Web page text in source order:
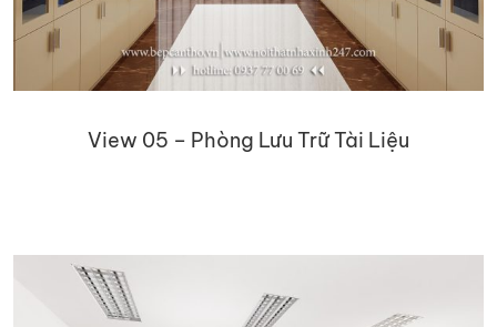
View 05 – Phòng Lưu Trữ Tài Liệu